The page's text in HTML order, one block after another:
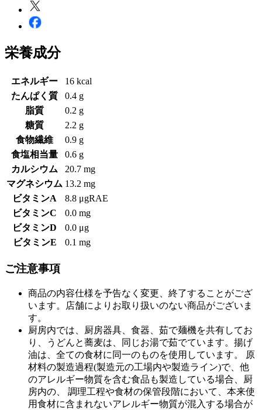
栄養成分
エネルギー
16 kcal
たんぱく質
0.4 g
脂質
0.2 g
糖質
2.2 g
食物繊維
0.9 g
食塩相当量
0.6 g
カルシウム
20.7 mg
マグネシウム 13.2 mg
ビタミンA
8.8 μgRAE
ビタミンC
0.0 mg
ビタミンD
0.0 μg
ビタミンE
0.1 mg
ご注意事項
商品の内容仕様を予告なく変更、終了することがござ
います。店舗によりお取り扱いのない商品がございま
す。
厨房内では、厨房器具、食器、茹で麺機を共有してお
り、うどんと蕎麦は、同じお湯で茹でています。揚げ
油は、全ての食材に同一のものを使用しています。 原
材料の製造過程(製造元の工場内や製造ライン)で、他
のアレルギー物質を含む食品も製造している場合、厨
房内の、 調理工程や食材の保管段階において、本来使
用食材に含まれないアレルギー物質が混入する場合が